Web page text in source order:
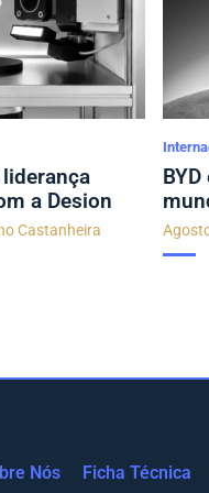
a Desion
Castanheira
Nós Ficha Técnica